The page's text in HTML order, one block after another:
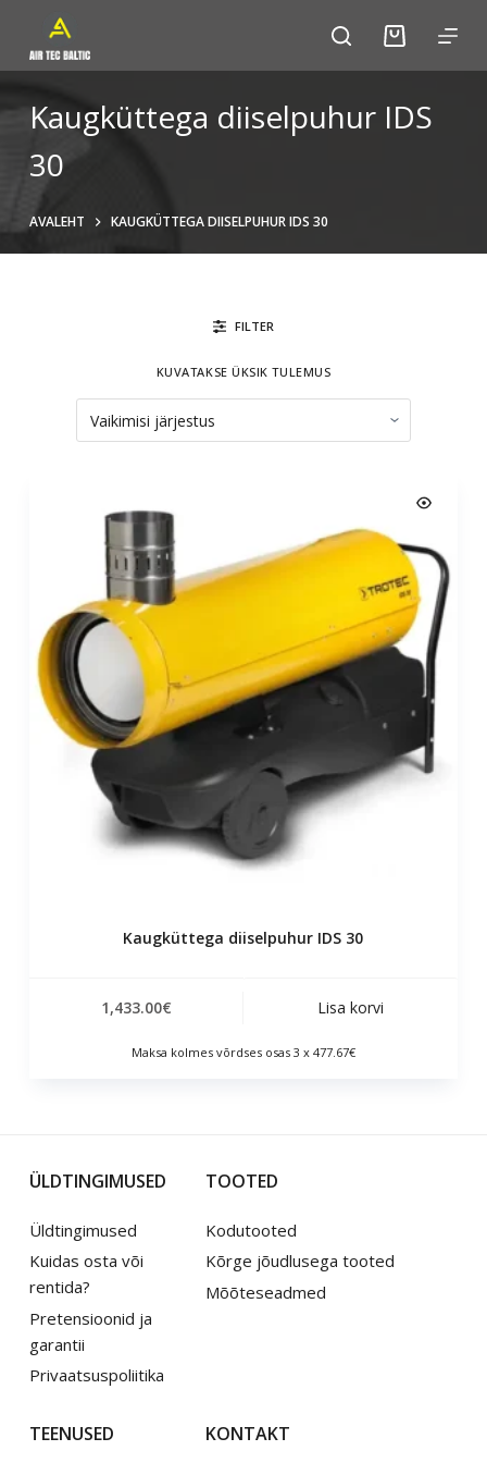
k
i
p
o
o
Kaugküttega diiselpuhur IDS
30
AVALEHT KAUGKÜTTEGA DIISELPUHUR IDS 30
FILTER
KUVATAKSE ÜKSIK TULEMUS
Kaugküttega diiselpuhur IDS 30
1,433.00€ Lisa korvi
Maksa kolmes võrdses osas 3 x 477.67€
ÜLDTINGIMUSED
Üldtingimused
Kuidas osta või
rentida?
Pretensioonid ja
garantii
Privaatsuspoliitika
TOOTED
Kodutooted
Kõrge jõudlusega tooted
Mõõteseadmed
TEENUSED KONTAKT